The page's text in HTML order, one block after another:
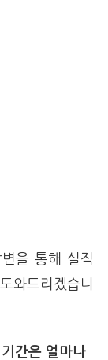
을 통해 실직
와드리겠습니
간은 얼마나